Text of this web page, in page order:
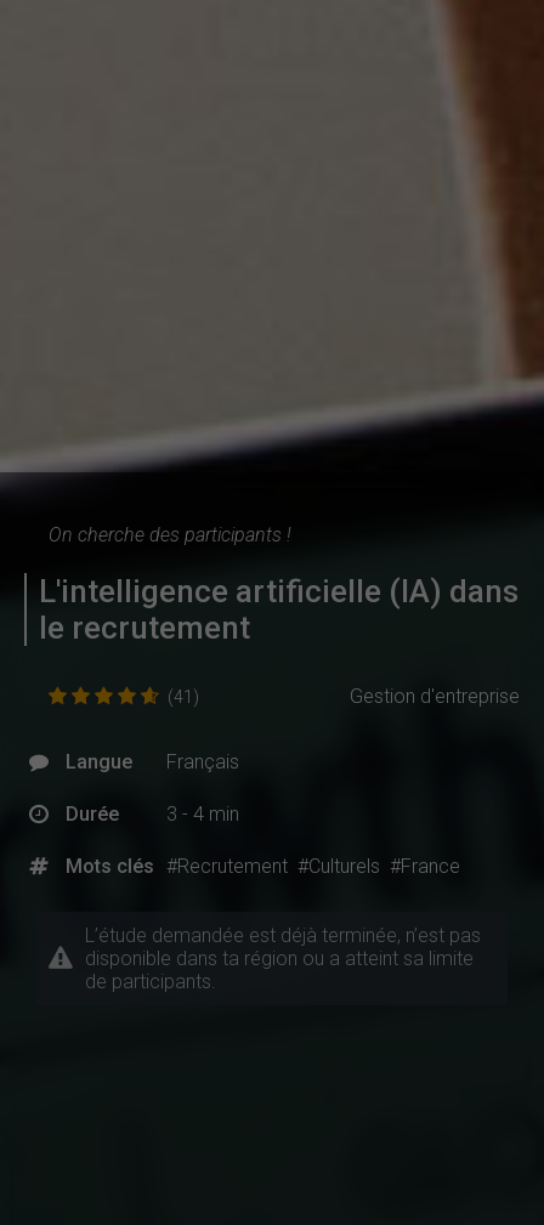
On cherche des participants !
L'intelligence artificielle (IA) dans
le recrutement
(41) Gestion d'entreprise
Langue Français
Durée 3 - 4 min
Mots clés #Recrutement #Culturels #France
L’étude demandée est déjà terminée, n’est pas
disponible dans ta région ou a atteint sa limite
de participants.